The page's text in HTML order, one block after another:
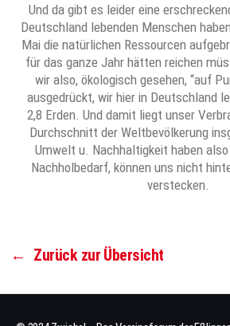
Und da gibt es leider eine
Deutschland lebenden Menschen
Mai die natürlichen Ressourcen
für das ganze Jahr hätten reichen
wir also, ökologisch gesehen, “auf
ausgedrückt, wir hier in Deutschland
2,8 Erden. Und damit liegt unser
Durchschnitt der Weltbevölkerung
Umwelt u. Nachhaltigkeit haben
Nachholbedarf, können uns nicht
verstecken.
← Zurück zur Übersicht